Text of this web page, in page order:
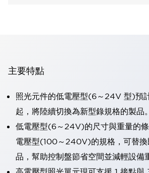
主要特點
照光元件的低電壓型(6～24V 型)預
起，將陸續切換為新型錄規格的製品。
低電壓型(6～24V)的尺寸與重量的
電壓型(100～240V)的規格，可替換
品，幫助控制盤節省空間並減輕設備